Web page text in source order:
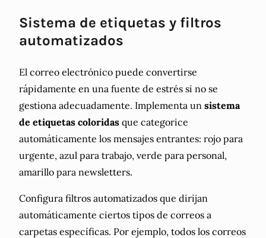
Sistema de etiquetas y filtros
automatizados
El correo electrónico puede convertirse
rápidamente en una fuente de estrés si no se
gestiona adecuadamente. Implementa un sistema
de etiquetas coloridas que categorice
automáticamente los mensajes entrantes: rojo para
urgente, azul para trabajo, verde para personal,
amarillo para newsletters.
Configura filtros automatizados que dirijan
automáticamente ciertos tipos de correos a
carpetas específicas. Por ejemplo, todos los correos